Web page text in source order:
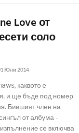
Love от
соло
Юли 2014
каквото е
и ще бъде под номер
Бившият член на
от албума -
се включва